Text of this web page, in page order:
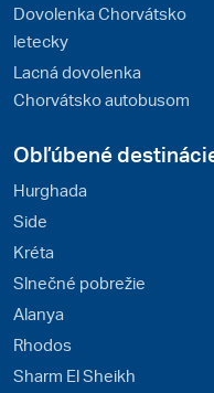
Dovolenka Chorvátsko
letecky
Lacná dovolenka
Chorvátsko autobusom
Obľúbené
Hurghada
Side
Kréta
Slnečné pobrežie
Alanya
Rhodos
Sharm El Sheikh